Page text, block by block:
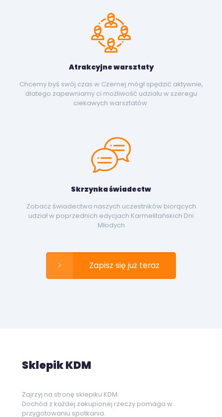
Atrakcyjne warsztaty
Chcemy byś swój czas w Czernej mógł spędzić aktywnie,
dlatego zapewniamy ci możliwość udziału w szeregu
ciekawych warsztatów.
Skrzynka świadectw
Zobacz świadectwa naszych uczestników biorących
udział w poprzednich edycjach Karmelitańskich Dni
Młodych
Zapisz się już teraz
Sklepik KDM
Zajrzyj na stronę sklepiku KDM.
Dochód z każdej zakupionej rzeczy pomaga w
przygotowaniu spotkania.